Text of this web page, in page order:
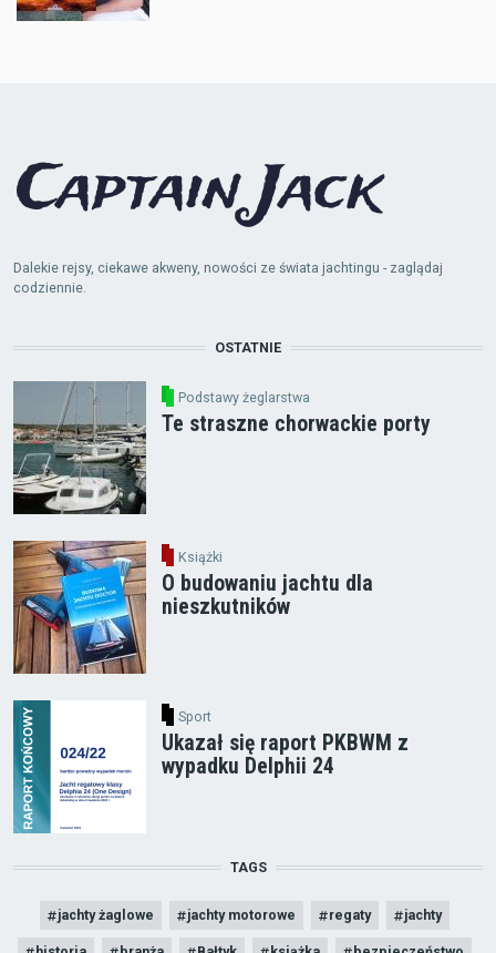
Dalekie rejsy, ciekawe akweny, nowości ze świata jachtingu - zaglądaj
codziennie.
OSTATNIE
Podstawy żeglarstwa
Te straszne chorwackie porty
Książki
O budowaniu jachtu dla
nieszkutników
Sport
Ukazał się raport PKBWM z
wypadku Delphii 24
TAGS
jachty żaglowe jachty motorowe regaty jachty